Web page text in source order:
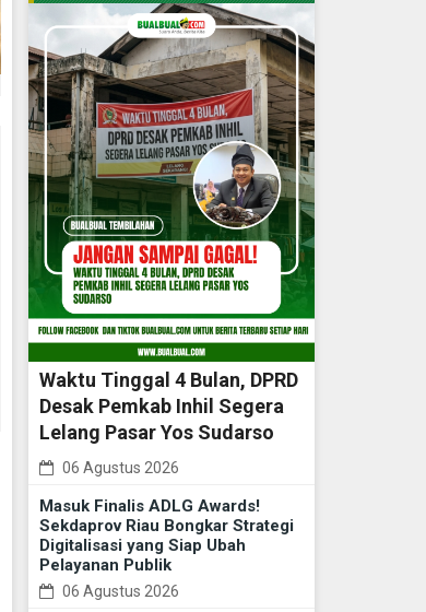
Waktu Tinggal 4 Bulan, DPRD
Desak Pemkab Inhil Segera
Lelang Pasar Yos Sudarso
06 Agustus 2026
Masuk Finalis ADLG Awards!
Sekdaprov Riau Bongkar Strategi
Digitalisasi yang Siap Ubah
Pelayanan Publik
06 Agustus 2026